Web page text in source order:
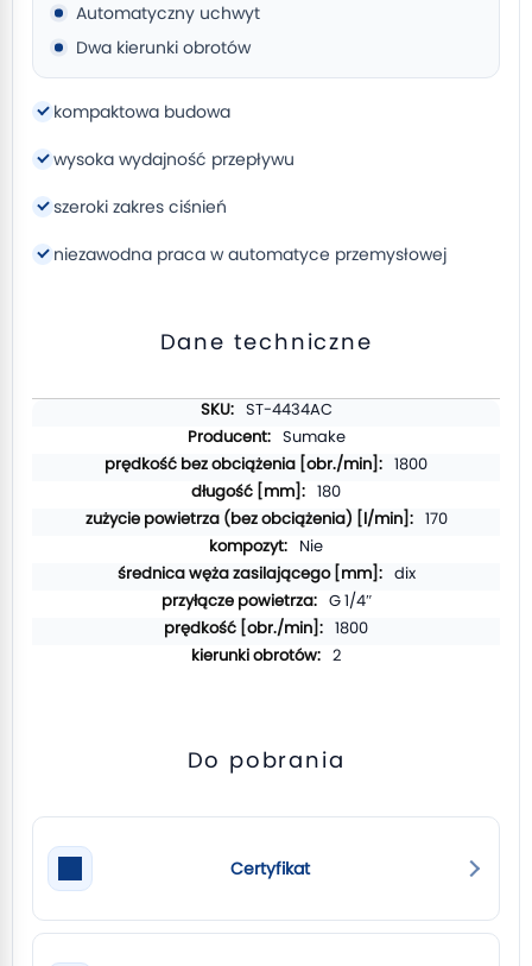
Automatyczny uchwyt
Dwa kierunki obrotów
kompaktowa budowa
wysoka wydajność przepływu
szeroki zakres ciśnień
niezawodna praca w automatyce przemysłowej
Dane techniczne
ST-4434AC
Sumake
1800
180
170
Nie
dix
G 1/4″
1800
2
Do pobrania
Certyfikat